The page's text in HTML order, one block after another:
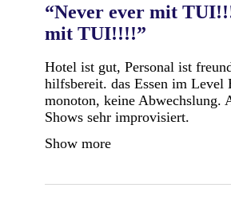
“Never ever mit
mit TUI!!!!”
Hotel ist gut, Personal ist
hilfsbereit. das Essen im Level
monoton, keine Abwechslung.
Shows sehr improvisiert.
Show more